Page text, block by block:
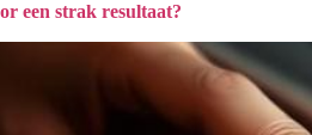
een strak resultaat?